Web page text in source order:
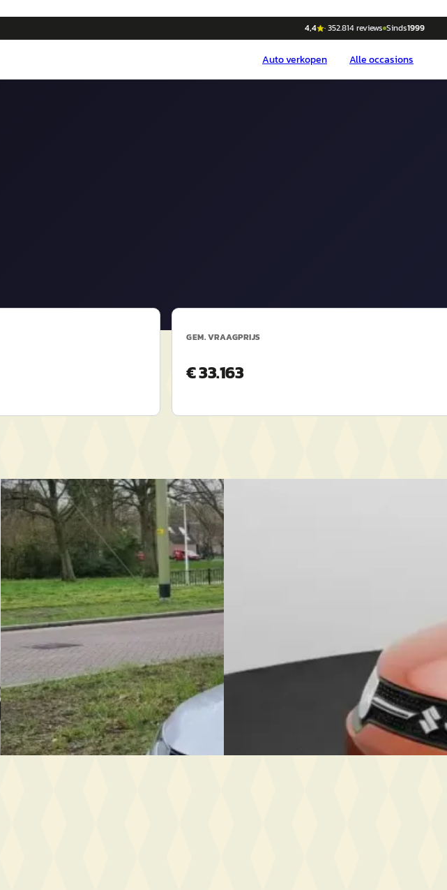
4,4 ·352.814reviews Sinds1999
Autoverkopen Alle occasions
GEM. VRAAGPRIJS
€ 33.163
C
Suzuki Vitara·2025
1.4 Boosterjet Smart Hybrid Select
AUTOMAAT
€ 30.650
v.a. € 650/mnd
Boven markt
2025 · 10.291 km · Benzine · Automaat
Auto Nassau· Delft
Bekijk aanbieding →
Vergelijk
2018 · 79.152 km · Benzine · Handgeschakeld
Auto Nassau